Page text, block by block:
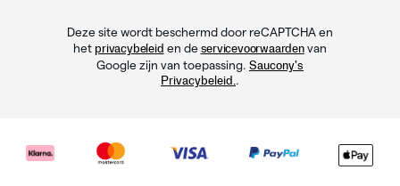
Deze site wordt beschermd door reCAPTCHA en
het privacybeleid en de servicevoorwaardenvan
Google zijn van toepassing. Saucony's
Privacybeleid. .